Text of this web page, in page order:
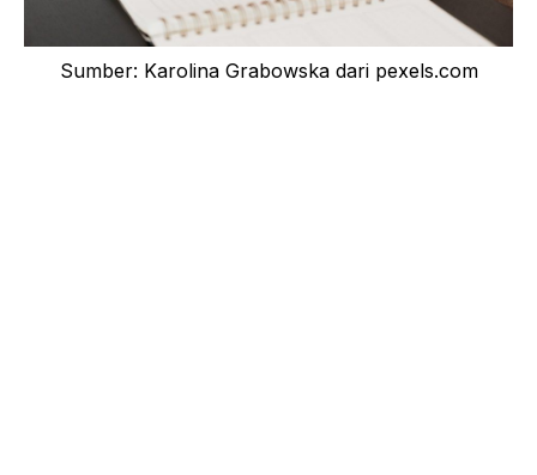
Sumber: Karolina Grabowska dari pexels.com